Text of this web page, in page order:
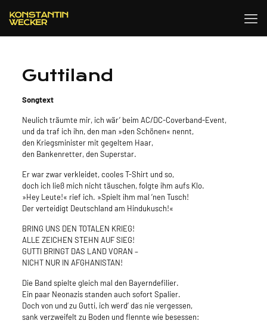
Guttiland
Songtext
Neulich träumte mir, ich wär’ beim AC/DC-Coverband-Event,
und da traf ich ihn, den man »den Schönen« nennt,
den Kriegsminister mit gegeltem Haar,
den Bankenretter, den Superstar.
Er war zwar verkleidet, cooles T-Shirt und so,
doch ich ließ mich nicht täuschen, folgte ihm aufs Klo.
»Hey Leute!« rief ich. »Spielt ihm mal ’nen Tusch!
Der verteidigt Deutschland am Hindukusch!«
BRING UNS DEN TOTALEN KRIEG!
ALLE ZEICHEN STEHN AUF SIEG!
GUTTI BRINGT DAS LAND VORAN –
NICHT NUR IN AFGHANISTAN!
Die Band spielte gleich mal den Bayerndefilier.
Ein paar Neonazis standen auch sofort Spalier.
Doch von und zu Gutti, ich werd’ das nie vergessen,
sank verzweifelt zu Boden und flennte wie besessen: